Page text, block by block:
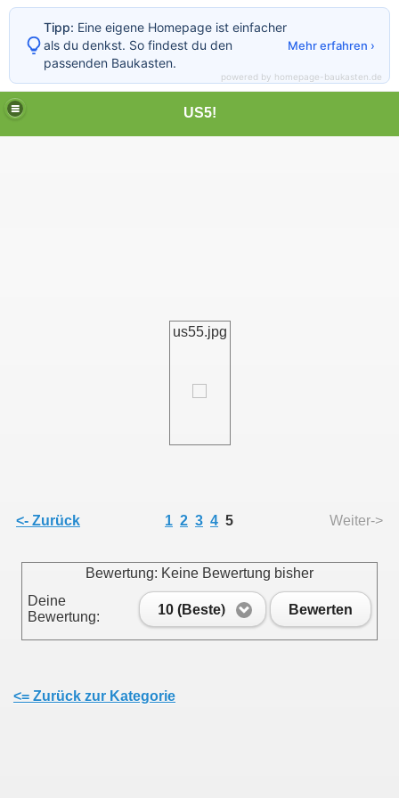
US5!
us55.jpg
<- Zurück 1 2 3 4 5 Weiter->
Bewertung: Keine Bewertung bisher
Deine
Bewertung:
10 (Beste) Bewerten
<= Zurück zur Kategorie
Tipp: Eine eigene Homepage ist einfacher
als du denkst. So findest du den
passenden Baukasten.
Mehr erfahren ›
powered by homepage-baukasten.de